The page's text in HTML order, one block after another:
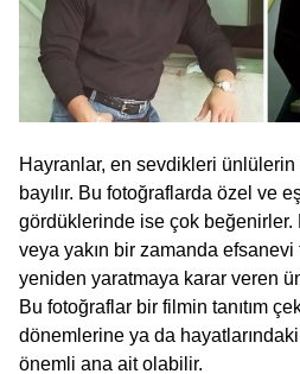
Hayranlar, en sevdikleri ünlülerin
bayılır. Bu fotoğraflarda özel ve
gördüklerinde ise çok beğenirler.
veya yakın bir zamanda efsanevi
yeniden yaratmaya karar veren
Bu fotoğraflar bir filmin tanıtım
dönemlerine ya da
önemli ana ait olabilir.